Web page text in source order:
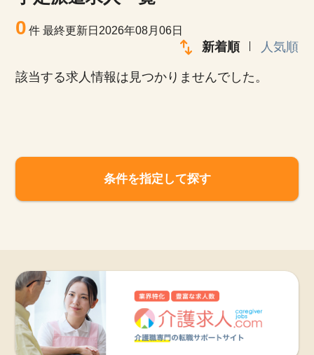
サイトの使い方
就職サポート
0 件最終更新日2026年08月06日
新着順 人気順
該当する求人情報は見つかりませんでした。
条件を指定して探す
九州・沖縄